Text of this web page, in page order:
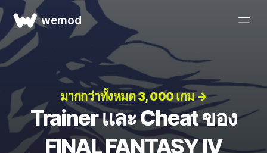
wemod
มากกว่าทั้งหมด 3, 000 เกม →
Trainer และ Cheat ของ
FINAL FANTASY IV